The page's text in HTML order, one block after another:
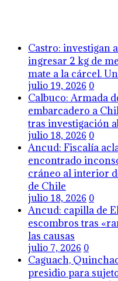
Castro: investigan
ingresar 2 kg de
mate a la cárcel.
julio 19, 2026 0
Calbuco: Armada
embarcadero a
tras investigación
julio 18, 2026 0
Ancud: Fiscalía
encontrado
cráneo al interior
de Chile
julio 18, 2026 0
Ancud: capilla de
escombros tras
las causas
julio 7, 2026 0
Caguach,
presidio para